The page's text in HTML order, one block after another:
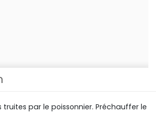
truites par le poissonnier. Préchauffer le